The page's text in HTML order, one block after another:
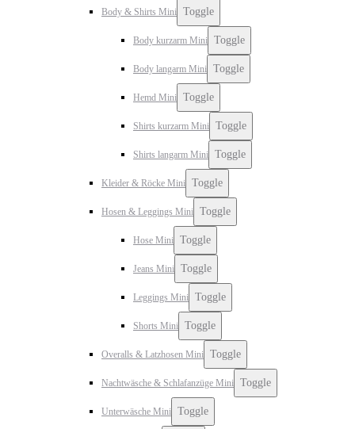
Body & Shirts Mini Toggle
Body kurzarm Mini Toggle
Body langarm Mini Toggle
Hemd Mini Toggle
Shirts kurzarm Mini Toggle
Shirts langarm Mini Toggle
Kleider & Röcke Mini Toggle
Hosen & Leggings Mini Toggle
Hose Mini Toggle
Jeans Mini Toggle
Leggings Mini Toggle
Shorts Mini Toggle
Overalls & Latzhosen Mini Toggle
Nachtwäsche & Schlafanzüge Mini Toggle
Unterwäsche Mini Toggle